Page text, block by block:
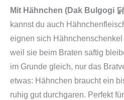
Mit Hähnchen (Dak Bulgogi
kannst du auch
eignen sich
weil sie beim Braten saftig
im Grunde gleich, nur das
etwas: Hähnchen braucht ein
ruhig gut durchgaren. Perfekt